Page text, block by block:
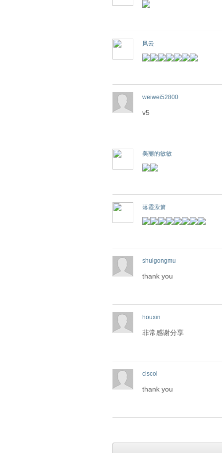
风云
weiwei52800
v5
美丽的敏敏
落霞萦箫
shuigongmu
thank you
houxin
非常感谢分享
ciscol
thank you